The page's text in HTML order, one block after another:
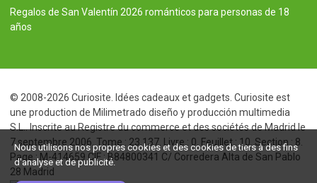
Regalos de San Valentín 2026 románticos para personas de 18
años
© 2008-2026 Curiosite. Idées cadeaux et gadgets. Curiosite est
une production de Milimetrado diseño y producción multimedia
S.L.. Inscrite au Registre du commerce et des sociétés de Madrid le
7 septembre 2006. Tome : 23.137. Livre : 0. Feuillet : 10. Section : 8.
Page : M-414659 CIF : B84800341 C/ Corredera Alta de San Pablo
28 Madrid
Nous utilisons nos propres cookies et des cookies de tiers à des fins
d'analyse et de publicité.